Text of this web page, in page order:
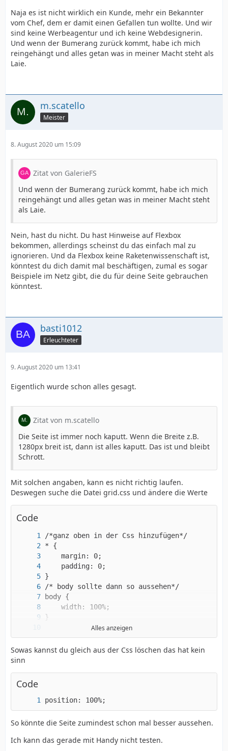
Naja es ist nicht wirklich ein Kunde, mehr ein Bekannter
vom Chef, dem er damit einen Gefallen tun wollte. Und wir
sind keine Werbeagentur und ich keine Webdesignerin.
Und wenn der Bumerang zurück kommt, habe ich mich
reingehängt und alles getan was in meiner Macht steht als
Laie.
m.scatello
Meister
8. August 2020 um 15:09
Zitat von GalerieFS
Und wenn der Bumerang zurück kommt, habe ich mich
reingehängt und alles getan was in meiner Macht steht
als Laie.
Nein, hast du nicht. Du hast Hinweise auf Flexbox
bekommen, allerdings scheinst du das einfach mal zu
ignorieren. Und da Flexbox keine Raketenwissenschaft ist,
könntest du dich damit mal beschäftigen, zumal es sogar
Beispiele im Netz gibt, die du für deine Seite gebrauchen
könntest.
basti1012
Erleuchteter
9. August 2020 um 13:41
Eigentlich wurde schon alles gesagt.
Zitat von m.scatello
Die Seite ist immer noch kaputt. Wenn die Breite z.B.
1280px breit ist, dann ist alles kaputt. Das ist und bleibt
Schrott.
Mit solchen angaben, kann es nicht richtig laufen.
Deswegen suche die Datei grid.css und ändere die Werte
Code
Alles anzeigen
Sowas kannst du gleich aus der Css löschen das hat kein
sinn
Code
position: 100%;
So könnte die Seite zumindest schon mal besser aussehen.
Ich kann das gerade mit Handy nicht testen.